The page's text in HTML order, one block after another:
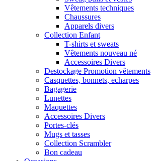
Vêtements techniques
Chaussures
Apparels divers
Collection Enfant
T-shirts et sweats
Vêtements nouveau né
Accessoires Divers
Destockage Promotion vêtements
Casquettes, bonnets, echarpes
Bagagerie
Lunettes
Maquettes
Accessoires Divers
Portes-clés
Mugs et tasses
Collection Scrambler
Bon cadeau